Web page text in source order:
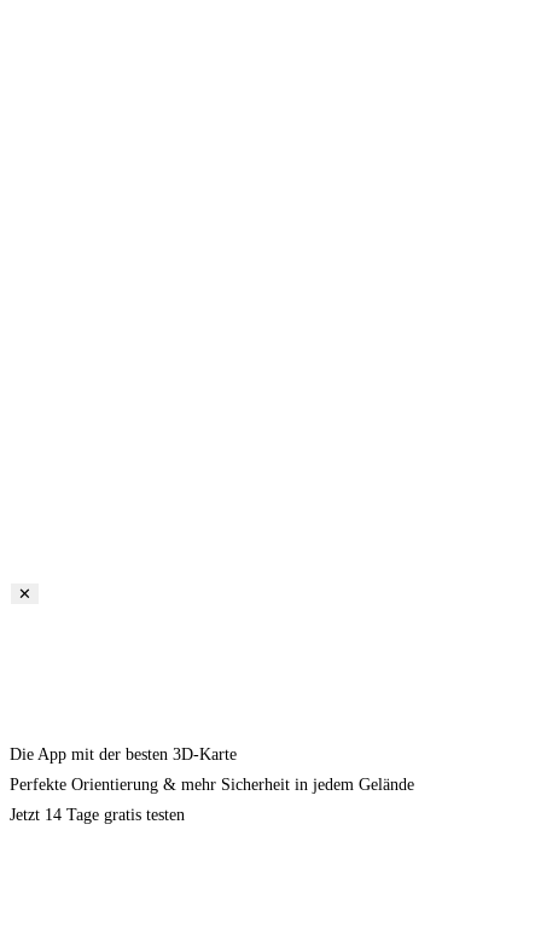
✕
Die App mit der besten 3D-Karte
Perfekte Orientierung & mehr Sicherheit in jedem Gelände
Jetzt 14 Tage gratis testen